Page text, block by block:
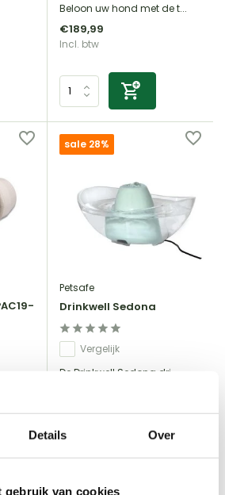
Details Over
gebruik van cookies
Beloon uw hond met de t...
€189,99
Incl. btw
sale 28%
Petsafe
Drinkwell Sedona
Vergelijk
De Drinkwell Sedona dri...